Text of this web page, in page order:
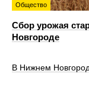
Общество
Сбор урожая
Новгороде
В Нижнем